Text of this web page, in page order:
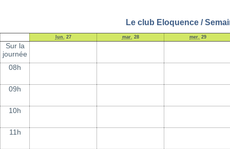
Le club Eloquence /
lun. 27 mar. 28 mer. 29
Sur la
journée
08h
09h
10h
11h